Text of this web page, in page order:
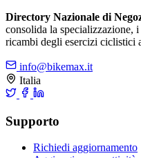
Directory Nazionale di
consolida la specializzazione,
ricambi degli esercizi ciclistici
info@bikemax.it
Italia
Supporto
Richiedi aggiornamento